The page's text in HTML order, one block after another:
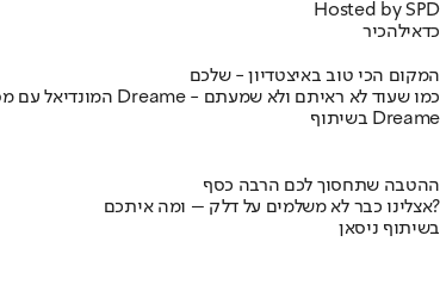
Hosted by SPD
כדאילהכיר
המקום הכי טוב באיצטדיון - שלכם
המונדיאל עם מסכי Dreame - כמו שעוד לא ראיתם ולא שמעתם
בשיתוף Dreame
ההטבה שתחסוך לכם הרבה כסף
אצלינו כבר לא משלמים על דלק – ומה איתכם?
בשיתוף ניסאן